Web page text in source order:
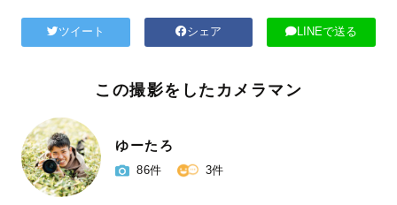
ツイート シェア LINEで送る
この撮影をしたカメラマン
ゆーたろ
86件 3件